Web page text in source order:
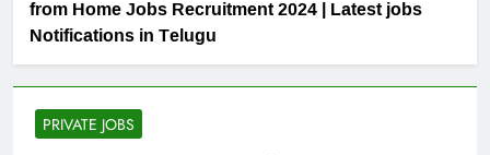
from Home Jobs Recruitment 2024 | Latest jobs
Notifications in Telugu
PRIVATE JOBS